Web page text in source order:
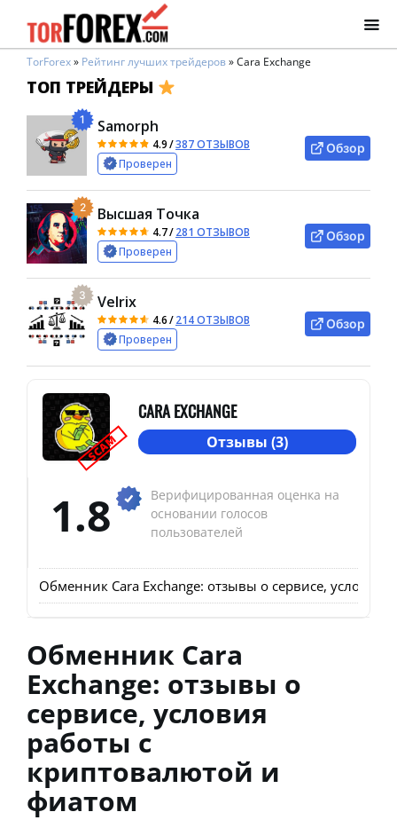
TorForex» Рейтинг лучших трейдеров»Cara Exchange
ТОП ТРЕЙДЕРЫ
1 Samorph
4.9/387 ОТЗЫВОВ
Проверен
Обзор
2 Высшая Точка
4.7/281 ОТЗЫВОВ
Проверен
Обзор
3 Velrix
4.6/214 ОТЗЫВОВ
Проверен
Обзор
SCAM
CARA EXCHANGE
Отзывы (3)
1.8
Верифицированная оценка на
основании голосов
пользователей
Обменник Cara Exchange: отзывы о сервисе, условия
Обменник Cara
Exchange: отзывы о
сервисе, условия
работы с
криптовалютой и
фиатом